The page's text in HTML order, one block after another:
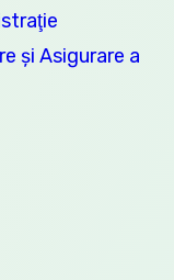
şi Asigurare a